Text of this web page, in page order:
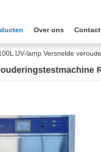
Over ons
UV-lamp Versnelde